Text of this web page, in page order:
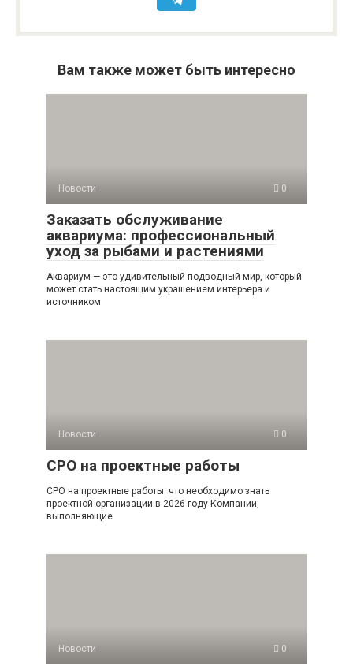
Вам также может быть интересно
Новости 0
Заказать обслуживание
аквариума: профессиональный
уход за рыбами и растениями
Аквариум — это удивительный подводный мир, который
может стать настоящим украшением интерьера и
источником
Новости 0
СРО на проектные работы
СРО на проектные работы: что необходимо знать
проектной организации в 2026 году Компании,
выполняющие
Новости 0